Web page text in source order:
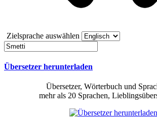
Zielsprache auswählen
Übersetzer herunterladen
Übersetzer, Wörterbuch und
mehr als 20 Sprachen,